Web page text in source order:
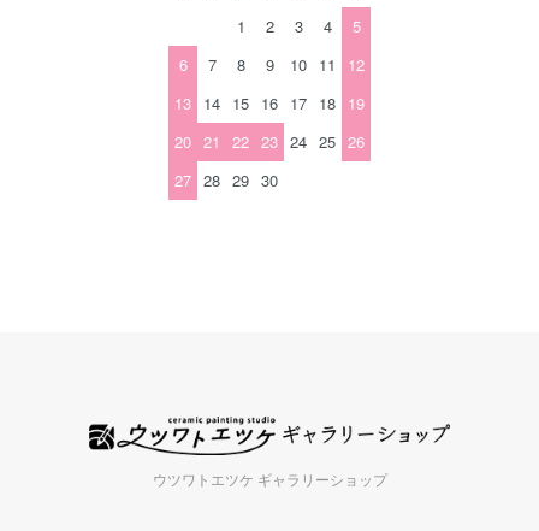
1
2 3 4
5
6
7 8 9 10 11
12
13 14 15 16 17 18 19
20 21 22 23 24 25 26
27 28 29 30
ウツワトエツケ ギャラリーショップ